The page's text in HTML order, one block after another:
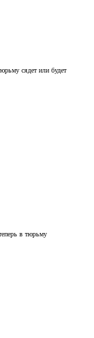
сядет или будет
в тюрьму